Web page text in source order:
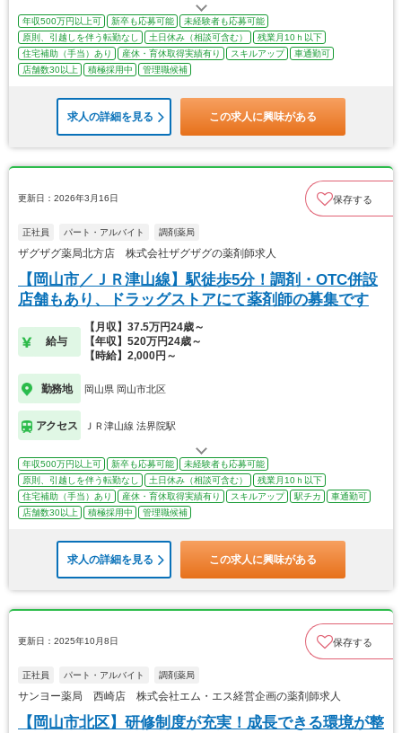
年収500万円以上可 新卒も応募可能
未経験者も応募可能
原則、引越しを伴う転勤なし
土日休み（相談可含む）
残業月10ｈ以下
住宅補助（手当）あり
産休・育休取得実績有り スキルアップ
車通勤可
店舗数30以上
積極採用中 管理職候補
求人の詳細を見る この求人に興味がある
更新日：2026年3月16日 保存する
正社員 パート・アルバイト 調剤薬局
ザグザグ薬局北方店 株式会社ザグザグの薬剤師求人
【岡山市／ＪＲ津山線】駅徒歩5分！調剤・OTC併設
店舗もあり、ドラッグストアにて薬剤師の募集です
給与
【月収】37.5万円24歳～
【年収】520万円24歳～
【時給】2,000円～
勤務地 岡山県 岡山市北区
アクセス ＪＲ津山線 法界院駅
年収500万円以上可 新卒も応募可能
未経験者も応募可能
原則、引越しを伴う転勤なし
土日休み（相談可含む）
残業月10ｈ以下
住宅補助（手当）あり
産休・育休取得実績有り スキルアップ 駅チカ
車通勤可
店舗数30以上
積極採用中 管理職候補
求人の詳細を見る この求人に興味がある
更新日：2025年10月8日 保存する
正社員 パート・アルバイト 調剤薬局
サンヨー薬局 西崎店 株式会社エム・エス経営企画の薬剤師求人
【岡山市北区】研修制度が充実！成長できる環境が整